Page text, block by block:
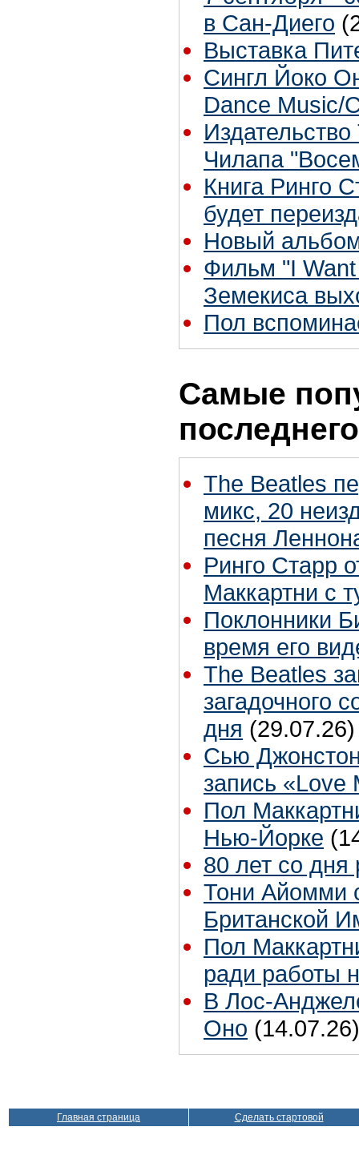
в Сан-Диего
Выставка
Сингл Йоко
Dance Music/
Чилапа
Книга Ринго
будет
Новый
Фильм "I Want
Земекиса
Пол
Самые
The Beatles
микс, 20
песня
Ринго Старр
Маккартни с
Поклонники
время его
The Beatles
загадочного
дня (29.07.26)
Сью
запись «Love
Пол
Нью-Йорке
80 лет со
Тони Айомми
Британской
Пол
ради работы
В Лос-
Оно (14.07.26)
Главная страница Сделать стартовой